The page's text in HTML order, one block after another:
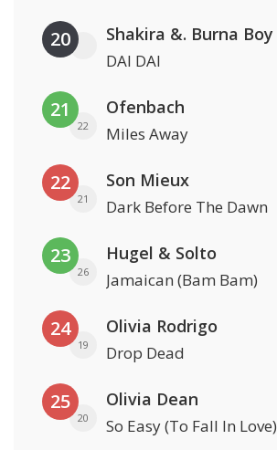
20 Shakira &. Burna Boy
DAI DAI
21
22
Ofenbach
Miles Away
22
21
Son Mieux
Dark Before The Dawn
23
26
Hugel & Solto
Jamaican (Bam Bam)
24
19
Olivia Rodrigo
Drop Dead
25
20
Olivia Dean
So Easy (To Fall In Love)